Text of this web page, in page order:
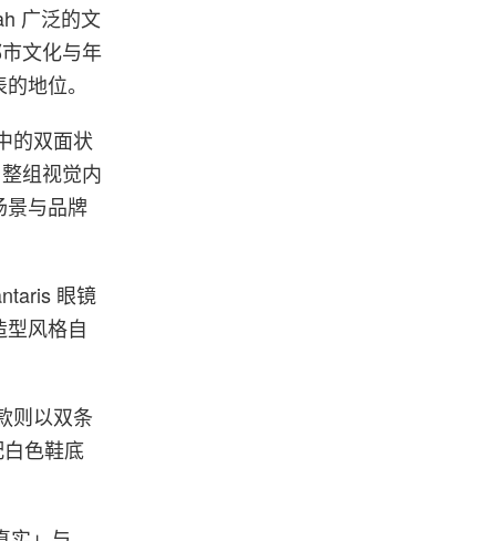
广泛的文
文化与年
地位。
的双面状
组视觉内
景与品牌
眼镜
风格自
则以双条
色鞋底